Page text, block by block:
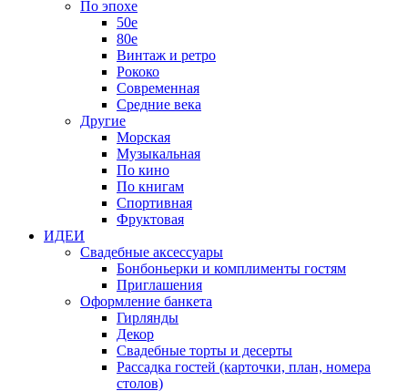
По эпохе
50е
80е
Винтаж и ретро
Рококо
Современная
Средние века
Другие
Морская
Музыкальная
По кино
По книгам
Спортивная
Фруктовая
ИДЕИ
Свадебные аксессуары
Бонбоньерки и комплименты гостям
Приглашения
Оформление банкета
Гирлянды
Декор
Свадебные торты и десерты
Рассадка гостей (карточки, план, номера
столов)